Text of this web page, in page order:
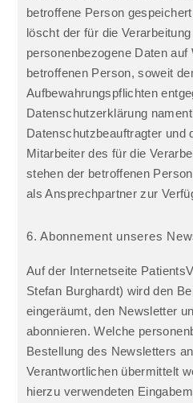
betroffene Person
löscht der für die
personenbezogene Daten
betroffenen Person, soweit
Aufbewahrungspflichten
Datenschutzerklärung
Datenschutzbeauftragter und
Mitarbeiter des für die
stehen der betroffenen
als Ansprechpartner zur
6. Abonnement unseres
Auf der Internetseite
Stefan Burghardt) wird den
eingeräumt, den Newsletter
abonnieren. Welche
Bestellung des Newsletters
Verantwortlichen übermittelt
hierzu verwendeten